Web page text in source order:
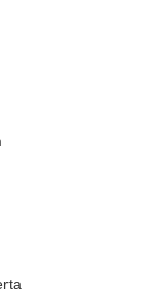
origem
Preço
alerta